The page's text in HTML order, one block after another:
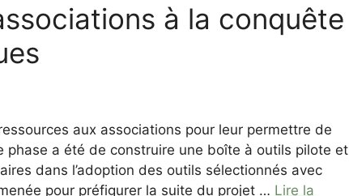
à la conquête
aux associations pour leur permettre de
phase a été de construire une boîte à outils pilote et
dans l’adoption des outils sélectionnés avec
pour préfigurer la suite du projet … Lire la